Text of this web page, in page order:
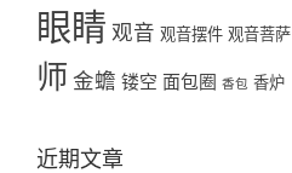
眼睛 观音 观音摆件 观音菩萨
师 金蟾 镂空 面包圈 香包 香炉
近期文章